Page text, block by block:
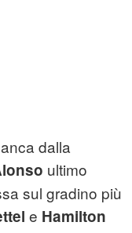
dalla
ultimo
sul gradino più
e Hamilton